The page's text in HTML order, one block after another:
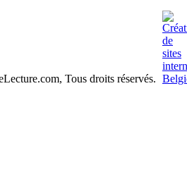
Tous droits réservés.